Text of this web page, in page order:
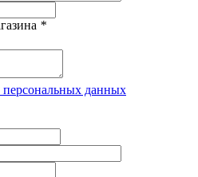
*
персональных данных